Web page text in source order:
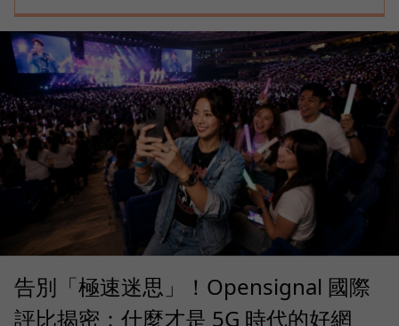
告別「極速迷思」！Opensignal 國際
評比揭密：什麼才是 5G 時代的好網